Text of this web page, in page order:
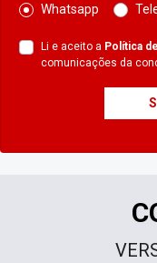
Whatsapp
Li e aceito a Política
comunicações da